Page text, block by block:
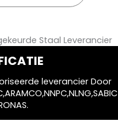
leverancier Door